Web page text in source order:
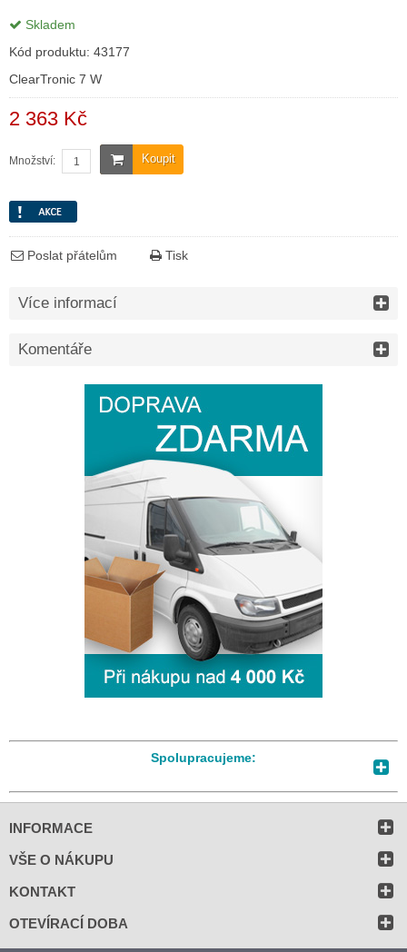
Skladem
Kód produktu: 43177
ClearTronic 7 W
2 363 Kč
Koupit
Množství:
Poslat přátelům Tisk
Více informací
Komentáře
Spolupracujeme:
INFORMACE
VŠE O NÁKUPU
KONTAKT
OTEVÍRACÍ DOBA